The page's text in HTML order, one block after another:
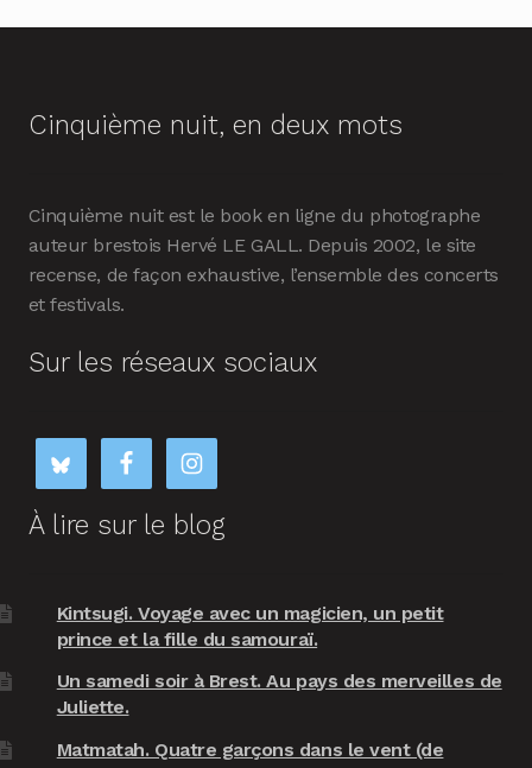
Cinquième nuit, en deux mots
Cinquième nuit est le book en ligne du photographe
auteur brestois Hervé LE GALL. Depuis 2002, le site
recense, de façon exhaustive, l’ensemble des concerts
et festivals.
Sur les réseaux sociaux
À lire sur le blog
Kintsugi. Voyage avec un magicien, un petit
prince et la fille du samouraï.
Un samedi soir à Brest. Au pays des merveilles de
Juliette.
Matmatah. Quatre garçons dans le vent (de